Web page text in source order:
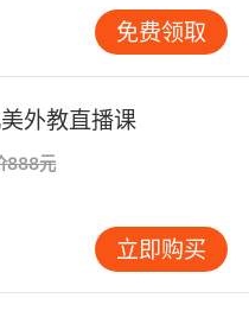
语说出蔬菜的名字：
忙递东西时，可以用
令：
孩子可能一
作和情境，他很快就
的应用，是最有效的
和探索节奏在探索式
重要，那就是“沉默
听上一两年才开口，
入积累。有些家长看
免费领取
外教直播课
888元
立即购买